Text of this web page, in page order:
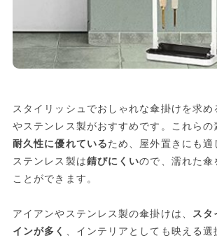
スタイリッシュでおしゃれな傘掛けを求め
やステンレス製がおすすめです。これらの
耐久性に優れているため、屋外置きにも適
ステンレス製は錆びにくいので、濡れた傘
ことができます。
アイアンやステンレス製の傘掛けは、
スタ
インが多く
、インテリアとしても映える